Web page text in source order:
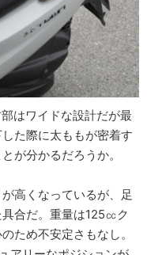
はワイドな設計だが最
た際に太ももが密着す
が分かるだろうか。
高くなっているが、足
合だ。重量は125㏄ク
ため不安定さもなし。